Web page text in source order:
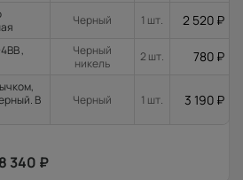
Черный 1 шт. 2 520 ₽
,
Черный
никель
2 шт. 780 ₽
В
Черный 1 шт. 3 190 ₽
340 ₽